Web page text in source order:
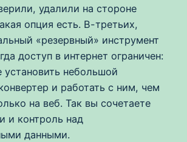
удалили на стороне
опция есть. В-третьих,
«резервный» инструмент
доступ в интернет ограничен:
установить небольшой
и работать с ним, чем
на веб. Так вы сочетаете
и контроль над
данными.